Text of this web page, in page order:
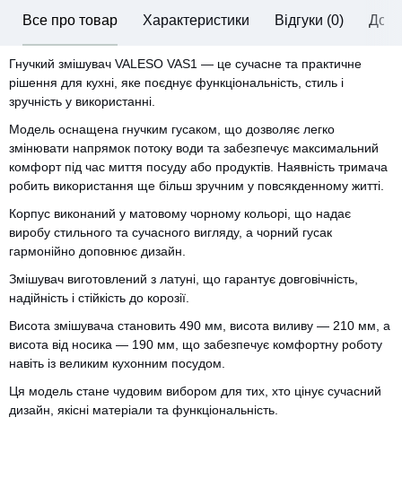
Все про товар Характеристики Відгуки (0)
Гнучкий змішувач VALESO VAS1 — це сучасне та практичне
рішення для кухні, яке поєднує функціональність, стиль і
зручність у використанні.
Модель оснащена гнучким гусаком, що дозволяє легко
змінювати напрямок потоку води та забезпечує максимальний
комфорт під час миття посуду або продуктів. Наявність тримача
робить використання ще більш зручним у повсякденному житті.
Корпус виконаний у матовому чорному кольорі, що надає
виробу стильного та сучасного вигляду, а чорний гусак
гармонійно доповнює дизайн.
Змішувач виготовлений з латуні, що гарантує довговічність,
надійність і стійкість до корозії.
Висота змішувача становить 490 мм, висота виливу — 210 мм, а
висота від носика — 190 мм, що забезпечує комфортну роботу
навіть із великим кухонним посудом.
Ця модель стане чудовим вибором для тих, хто цінує сучасний
дизайн, якісні матеріали та функціональність.
OK
CANCEL